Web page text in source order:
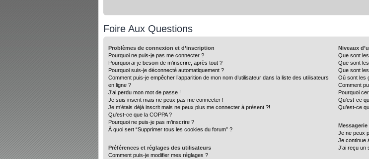
Foire Aux Questions
Problèmes de connexion et d’inscription
Pourquoi ne puis-je pas me connecter ?
Pourquoi ai-je besoin de m’inscrire, après tout ?
Pourquoi suis-je déconnecté automatiquement ?
Comment puis-je empêcher l’apparition de mon nom d’utilisateur dans la liste des utilisateurs
en ligne ?
J’ai perdu mon mot de passe !
Je suis inscrit mais ne peux pas me connecter !
Je m’étais déjà inscrit mais ne peux plus me connecter à présent ?!
Qu’est-ce que la COPPA ?
Pourquoi ne puis-je pas m’inscrire ?
À quoi sert “Supprimer tous les cookies du forum” ?
Préférences et réglages des utilisateurs
Comment puis-je modifier mes réglages ?
Niveaux
Que sont
Que sont
Que sont
Où sont les
Comment
Pourquoi
Qu’est-ce
Qu’est-ce
Messagerie
Je ne peux
Je continue
J’ai reçu un